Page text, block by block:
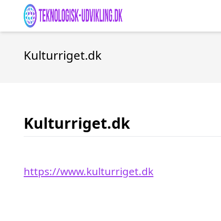
Kulturriget.dk
Kulturriget.dk
https://www.kulturriget.dk